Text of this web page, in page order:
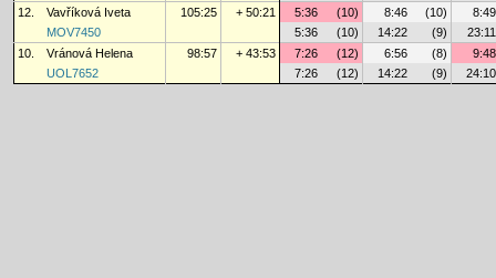
12.
Vavříková Iveta 105:25 + 50:21 5:36 (10) 8:46 (10)
8:49
MOV7450
5:36 (10) 14:22 (9)
23:11
10.
Vránová Helena 98:57 + 43:53 7:26 (12) 6:56 (8)
9:48
UOL7652
7:26 (12) 14:22 (9) 24:10